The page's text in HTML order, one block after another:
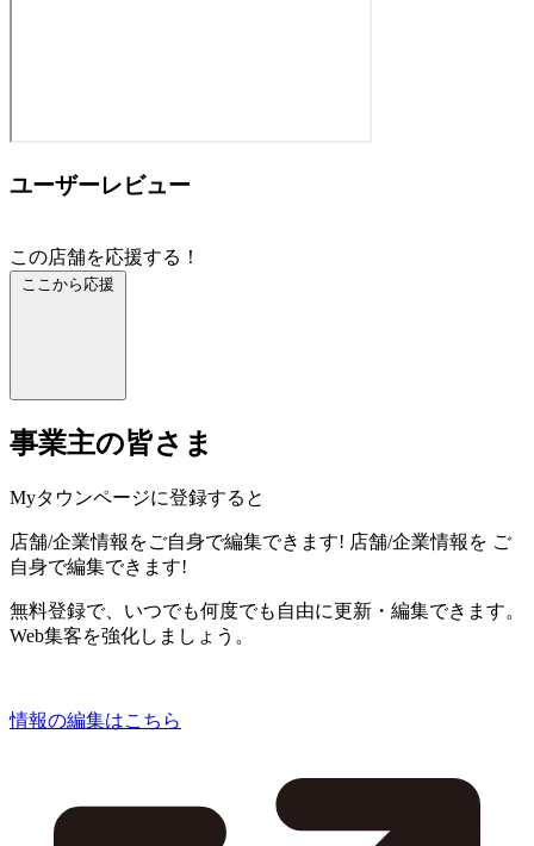
ユーザーレビュー
この店舗を応援する！
ここから応援
事業主の皆さま
Myタウンページに登録すると
店舗/企業情報をご自身で編集できます! 店舗/企業情報を ご
自身で編集できます!
無料登録で、いつでも何度でも自由に更新・編集できます。
Web集客を強化しましょう。
情報の編集はこちら